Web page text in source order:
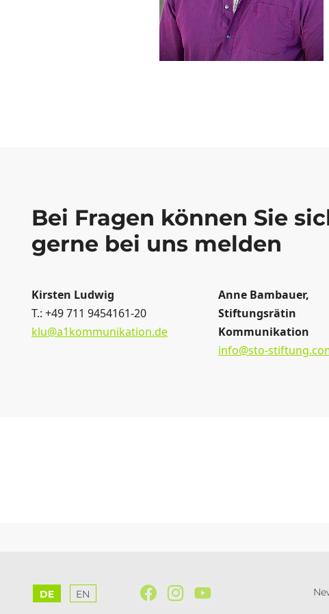
Bei Fragen können Sie
gerne bei uns melden
Kirsten Ludwig
T.: +49 711 9454161-20
klu@a1kommunikation.de
Anne Bambauer,
Stiftungsrätin
Kommunikation
info@sto-
DE EN
FacebookInstagramYouTube